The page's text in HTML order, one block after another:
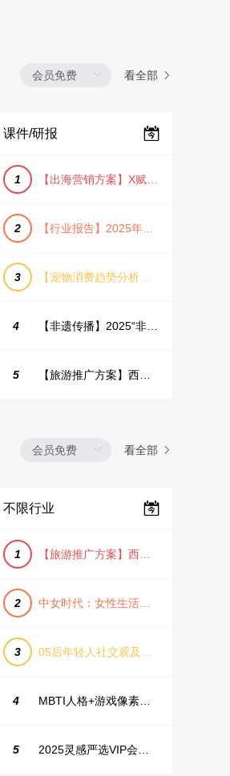
看全部
课件/研报
1 【出海营销方案】X赋能全球决策链成就中国科技品牌2025年营销方案（PDF格式）
2 【行业报告】2025年Q1证券行业薪酬趋势分析
3 【宠物消费趋势分析方案】2025年宠物市场消费报告（创意风/橙色风/数据驱动）
4 【非遗传播】2025“非遗融入现代生活”互联网平台助力非遗传播与消费专题报告（PDF格式）
5 【旅游推广方案】西安城市旅游介绍PPT（古风/文化/历史）
看全部
不限行业
1 【旅游推广方案】西安城市旅游介绍PPT（古风/文化/历史）
2 中女时代：女性生活方式及消费洞察
3 05后年轻人社交观及行为研究2025
4 MBTI人格+游戏像素风主题企业年会
5 2025灵感严选VIP会员手册【向团队介绍/采购报销用】